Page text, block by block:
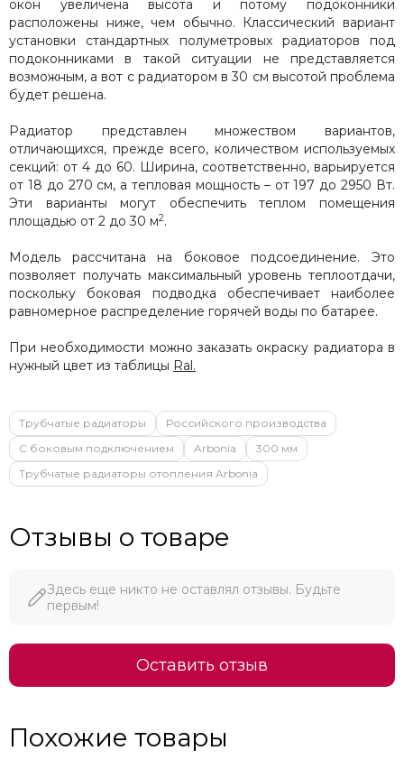
окон увеличена высота и потому подоконники
расположены ниже, чем обычно. Классический вариант
установки стандартных полуметровых радиаторов под
подоконниками в такой ситуации не представляется
возможным, а вот с радиатором в 30 см высотой проблема
будет решена.
Радиатор представлен множеством вариантов,
отличающихся, прежде всего, количеством используемых
секций: от 4 до 60. Ширина, соответственно, варьируется
от 18 до 270 см, а тепловая мощность – от 197 до 2950 Вт.
Эти варианты могут обеспечить теплом помещения
площадью от 2 до 30 м2.
Модель рассчитана на боковое подсоединение. Это
позволяет получать максимальный уровень теплоотдачи,
поскольку боковая подводка обеспечивает наиболее
равномерное распределение горячей воды по батарее.
При необходимости можно заказать окраску радиатора в
нужный цвет из таблицы Ral.
Трубчатые радиаторы
Российского производства
С боковым подключением
Arbonia
300 мм
Трубчатые радиаторы отопления Arbonia
Отзывы о товаре
Здесь еще никто не оставлял отзывы. Будьте
первым!
Оставить отзыв
Похожие товары